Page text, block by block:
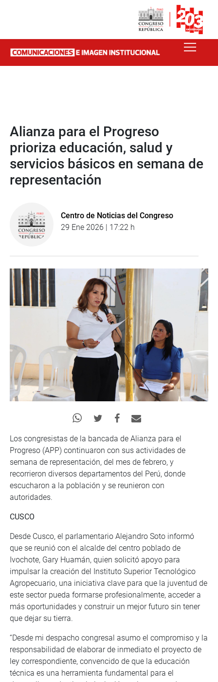
Alianza para el Progreso
prioriza educación, salud y
servicios básicos en semana de
representación
Centro de Noticias del Congreso
29 Ene 2026 | 17:22 h
Los congresistas de la bancada de Alianza para el
Progreso (APP) continuaron con sus actividades de
semana de representación, del mes de febrero, y
recorrieron diversos departamentos del Perú, donde
escucharon a la población y se reunieron con
autoridades.
CUSCO
Desde Cusco, el parlamentario Alejandro Soto informó
que se reunió con el alcalde del centro poblado de
Ivochote, Gary Huamán, quien solicitó apoyo para
impulsar la creación del Instituto Superior Tecnológico
Agropecuario, una iniciativa clave para que la juventud de
este sector pueda formarse profesionalmente, acceder a
más oportunidades y construir un mejor futuro sin tener
que dejar su tierra.
“Desde mi despacho congresal asumo el compromiso y la
responsabilidad de elaborar de inmediato el proyecto de
ley correspondiente, convencido de que la educación
técnica es una herramienta fundamental para el